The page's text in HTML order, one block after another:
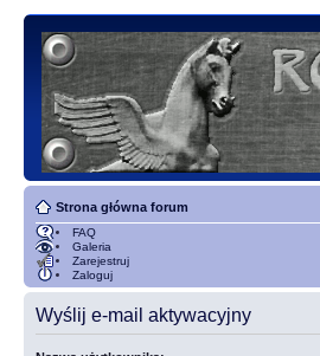
Strona główna forum
FAQ
Galeria
Zarejestruj
Zaloguj
Wyślij e-mail aktywacyjny